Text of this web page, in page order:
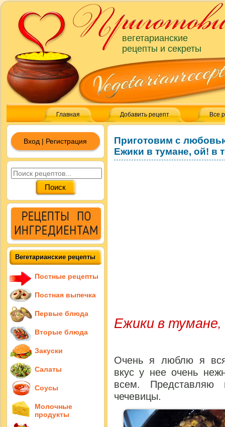
вегетарианские
рецепты и секреты
Главная Добавить рецепт Все
Приготовим с
Ежики в тумане, ой! в
Ежики в
Очень я люблю я
вкус у нее очень
всем. Представляю
чечевицы.
Вход | Регистрация
Вегетарианские рецепты
Постные рецепты
Постная выпечка
Первые блюда
Вторые блюда
Закуски
Салаты
Соусы
Молочные
продукты